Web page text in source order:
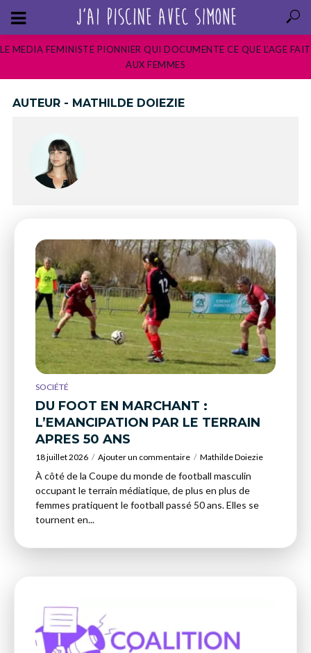
LE MEDIA FEMINISTE PIONNIER QUI DOCUMENTE CE QUE L’AGE FAIT
AUX FEMMES
AUTEUR - MATHILDE DOIEZIE
SOCIÉTÉ
DU FOOT EN MARCHANT :
L’EMANCIPATION PAR LE TERRAIN
APRES 50 ANS
18 juillet 2026 Ajouter un commentaire Mathilde Doiezie
À côté de la Coupe du monde de football masculin
occupant le terrain médiatique, de plus en plus de
femmes pratiquent le football passé 50 ans. Elles se
tournent en...